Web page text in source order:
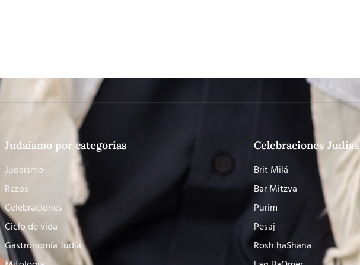
Judaísmo por categorías
Judaísmo
Rezos
Celebraciones
Ciclo de vida
Gastronomía Judía
Celebraciones Judías
Brit Milá
Bar Mitzva
Purim
Pesaj
Rosh haShana